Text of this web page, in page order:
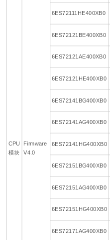
CPU
模块
Firmware
V4.0
6ES72111HE400XB0
6ES72121BE400XB0
6ES72121AE400XB0
6ES72121HE400XB0
6ES72141BG400XB0
6ES72141AG400XB0
6ES72141HG400XB0
6ES72151BG400XB0
6ES72151AG400XB0
6ES72151HG400XB0
6ES72171AG400XB0